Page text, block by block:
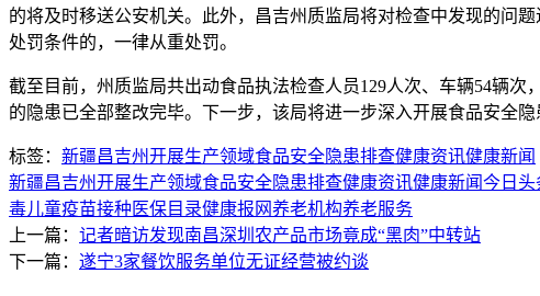
的将及时移送公安机关。此外，昌吉州质监局将对检查中发现的问
处罚条件的，一律从重处罚。
截至目前，州质监局共出动食品执法检查人员129人次、车辆54辆
的隐患已全部整改完毕。下一步，该局将进一步深入开展食品安全
标签： 新疆昌吉州开展生产领域食品安全隐患排查健康资讯健康新闻
新疆昌吉州开展生产领域食品安全隐患排查健康资讯健康新闻今日头
毒儿童疫苗接种 医保目录健康报网养老机构养老服务
上一篇： 记者暗访发现南昌深圳农产品市场竟成“黑肉”中转站
下一篇： 遂宁3家餐饮服务单位无证经营被约谈